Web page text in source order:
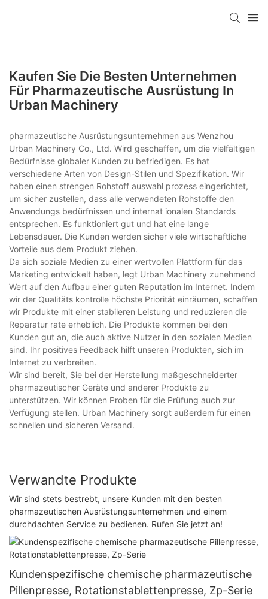
Kaufen Sie Die Besten Unternehmen
Für Pharmazeutische Ausrüstung In
Urban Machinery
pharmazeutische Ausrüstungsunternehmen aus Wenzhou
Urban Machinery Co., Ltd. Wird geschaffen, um die vielfältigen
Bedürfnisse globaler Kunden zu befriedigen. Es hat
verschiedene Arten von Design-Stilen und Spezifikation. Wir
haben einen strengen Rohstoff auswahl prozess eingerichtet,
um sicher zustellen, dass alle verwendeten Rohstoffe den
Anwendungs bedürfnissen und internat ionalen Standards
entsprechen. Es funktioniert gut und hat eine lange
Lebensdauer. Die Kunden werden sicher viele wirtschaftliche
Vorteile aus dem Produkt ziehen.
Da sich soziale Medien zu einer wertvollen Plattform für das
Marketing entwickelt haben, legt Urban Machinery zunehmend
Wert auf den Aufbau einer guten Reputation im Internet. Indem
wir der Qualitäts kontrolle höchste Priorität einräumen, schaffen
wir Produkte mit einer stabileren Leistung und reduzieren die
Reparatur rate erheblich. Die Produkte kommen bei den
Kunden gut an, die auch aktive Nutzer in den sozialen Medien
sind. Ihr positives Feedback hilft unseren Produkten, sich im
Internet zu verbreiten.
Wir sind bereit, Sie bei der Herstellung maßgeschneiderter
pharmazeutischer Geräte und anderer Produkte zu
unterstützen. Wir können Proben für die Prüfung auch zur
Verfügung stellen. Urban Machinery sorgt außerdem für einen
schnellen und sicheren Versand.
Verwandte Produkte
Wir sind stets bestrebt, unsere Kunden mit den besten
pharmazeutischen Ausrüstungsunternehmen und einem
durchdachten Service zu bedienen. Rufen Sie jetzt an!
Kundenspezifische chemische pharmazeutische
Pillenpresse, Rotationstablettenpresse, Zp-Serie